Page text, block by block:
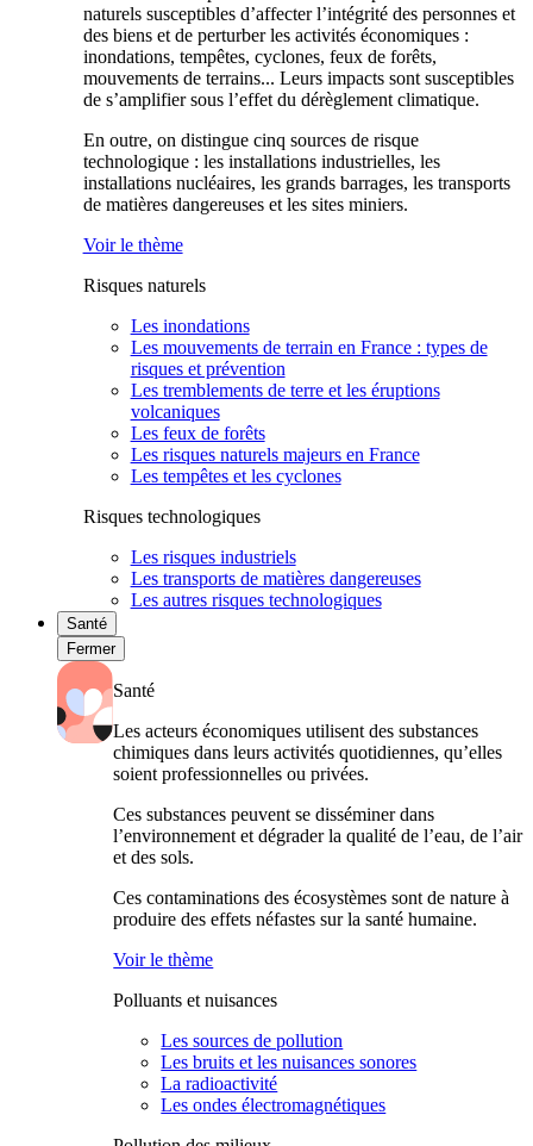
naturels susceptibles d’affecter l’intégrité des personnes et
des biens et de perturber les activités économiques :
inondations, tempêtes, cyclones, feux de forêts,
mouvements de terrains... Leurs impacts sont susceptibles
de s’amplifier sous l’effet du dérèglement climatique.
En outre, on distingue cinq sources de risque
technologique : les installations industrielles, les
installations nucléaires, les grands barrages, les transports
de matières dangereuses et les sites miniers.
Voir le thème
Risques naturels
Les inondations
Les mouvements de terrain en France : types de
risques et prévention
Les tremblements de terre et les éruptions
volcaniques
Les feux de forêts
Les risques naturels majeurs en France
Les tempêtes et les cyclones
Risques technologiques
Les risques industriels
Les transports de matières dangereuses
Les autres risques technologiques
Santé
Fermer
Santé
Les acteurs économiques utilisent des substances
chimiques dans leurs activités quotidiennes, qu’elles
soient professionnelles ou privées.
Ces substances peuvent se disséminer dans
l’environnement et dégrader la qualité de l’eau, de l’air
et des sols.
Ces contaminations des écosystèmes sont de nature à
produire des effets néfastes sur la santé humaine.
Voir le thème
Polluants et nuisances
Les sources de pollution
Les bruits et les nuisances sonores
La radioactivité
Les ondes électromagnétiques